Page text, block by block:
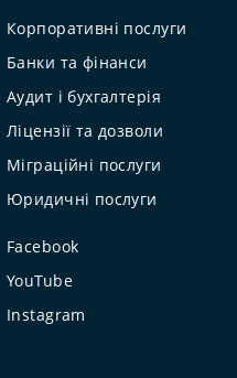
Корпоративні послуги
Банки та фінанси
Аудит і бухгалтерія
Ліцензії та дозволи
Міграційні послуги
Юридичні послуги
Facebook
YouTube
Instagram